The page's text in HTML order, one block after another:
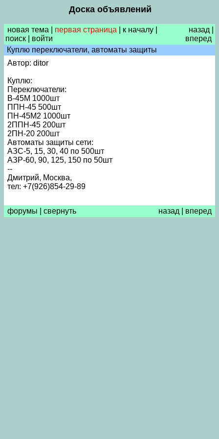
Доска объявлений
новая тема первая страница к началу
поиск
войти
назад
вперед
Куплю переключатели, автоматы защиты
Автор: ditor
Куплю:
Переключатели:
В-45М 1000шт
ППН-45 500шт
ПН-45М2 1000шт
2ППН-45 200шт
2ПН-20 200шт
Автоматы защиты сети:
АЗС-5, 15, 30, 40 по 500шт
АЗР-60, 90, 125, 150 по 50шт
--
Дмитрий, Москва,
тел: +7(926)854-29-89
форумы свернуть назад вперед